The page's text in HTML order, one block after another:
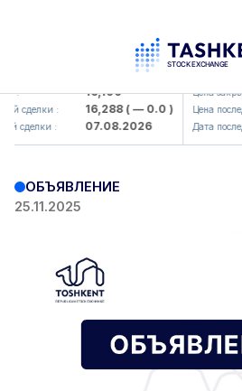
: 16,100
сделки : 16,288( — 0.0 )
сделки : 07.08.2026
KFSK
Цена
Цена
Дата
ОБЪЯВЛЕНИЕ
25.11.2025